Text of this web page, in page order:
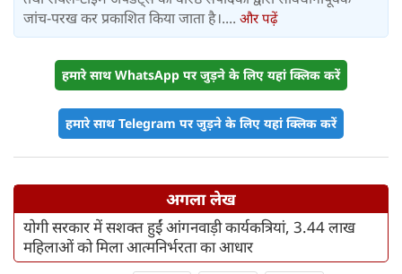
जांच-परख कर प्रकाशित किया जाता है।.... और पढ़ें
हमारे साथ WhatsApp पर जुड़ने के लिए यहां क्लिक करें
हमारे साथ Telegram पर जुड़ने के लिए यहां क्लिक करें
अगला लेख
योगी सरकार में सशक्त हुईं आंगनवाड़ी कार्यकत्रियां, 3.44 लाख
महिलाओं को मिला आत्मनिर्भरता का आधार